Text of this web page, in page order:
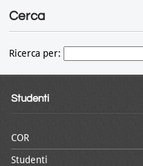
Cerca
Ricerca per:
Studenti
COR
Studenti